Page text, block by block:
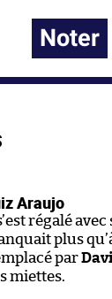
Noter
Araujo
régalé
plus
par
miettes.